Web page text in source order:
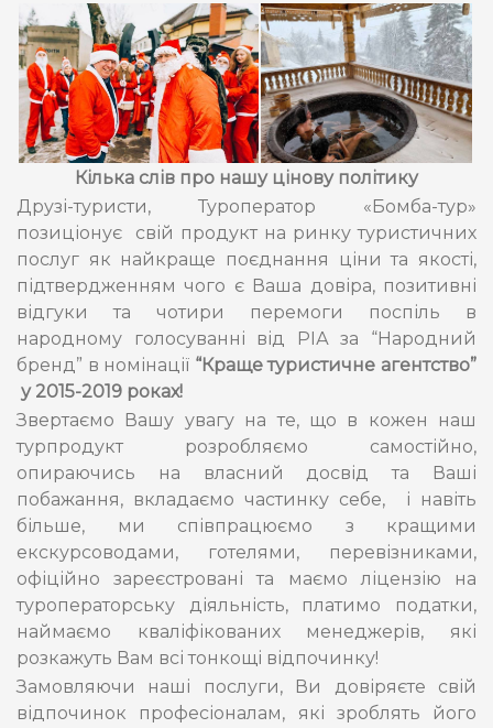
Кілька слів про нашу цінову політику
Друзі-туристи, Туроператор «Бомба-тур»
позиціонує свій продукт на ринку туристичних
послуг як найкраще поєднання ціни та якості,
підтвердженням чого є Ваша довіра, позитивні
відгуки та чотири перемоги поспіль в
народному голосуванні від РІА за “Народний
бренд” в номінації “Краще туристичне агентство”
у 2015-2019 роках!
Звертаємо Вашу увагу на те, що в кожен наш
турпродукт розробляємо самостійно,
опираючись на власний досвід та Ваші
побажання, вкладаємо частинку себе, і навіть
більше, ми співпрацюємо з кращими
екскурсоводами, готелями, перевізниками,
офіційно зареєстровані та маємо ліцензію на
туроператорську діяльність, платимо податки,
наймаємо кваліфікованих менеджерів, які
розкажуть Вам всі тонкощі відпочинку!
Замовляючи наші послуги, Ви довіряєте свій
відпочинок професіоналам, які зроблять його